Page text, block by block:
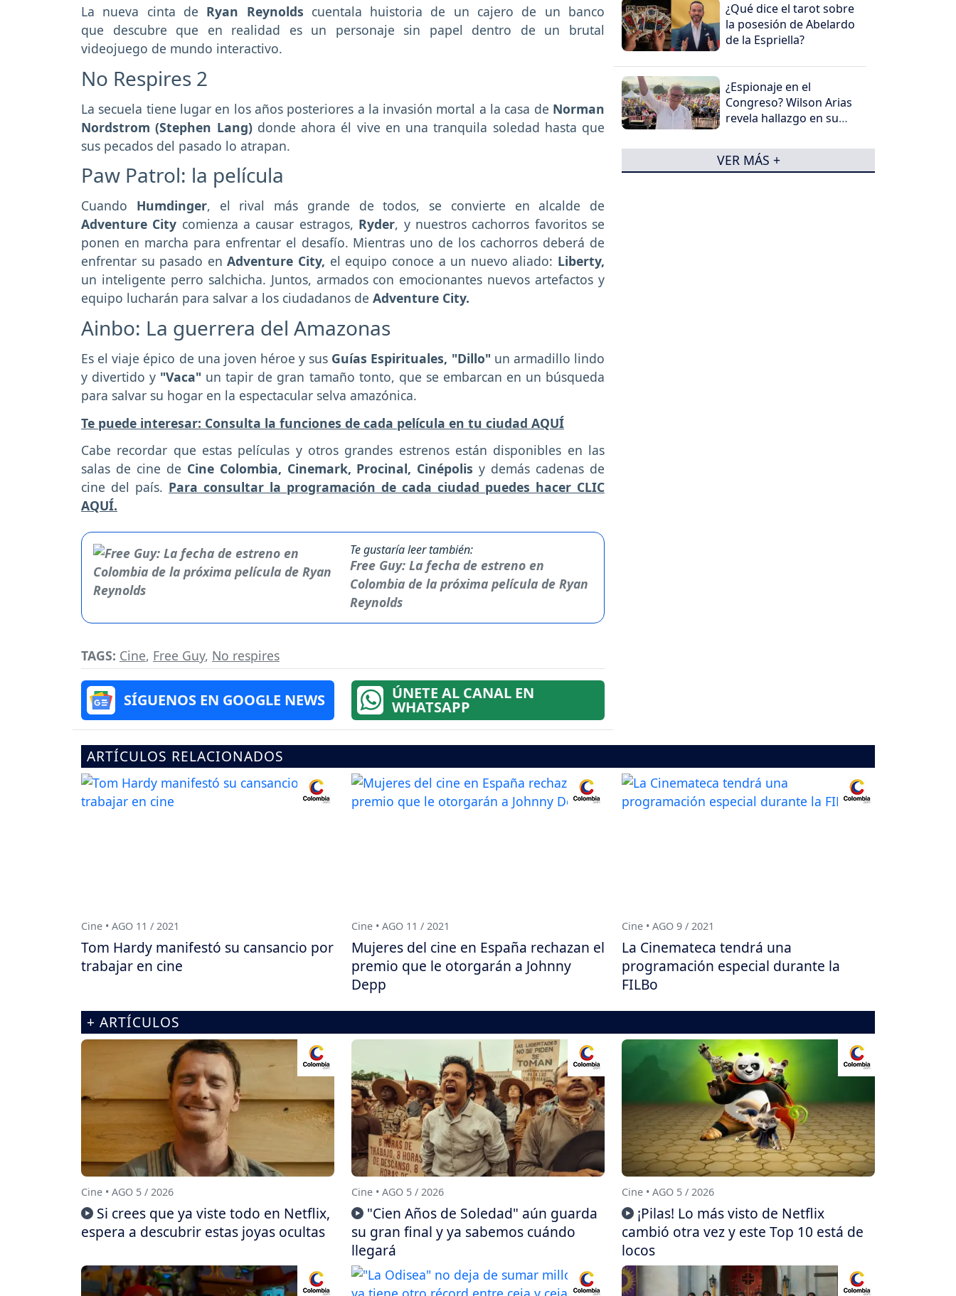
La nueva cinta de Ryan Reynolds cuentala huistoria de un cajero de un banco
que descubre que en realidad es un personaje sin papel dentro de un brutal
videojuego de mundo interactivo.
No Respires 2
La secuela tiene lugar en los años posteriores a la invasión mortal a la casa de Norman
Nordstrom (Stephen Lang) donde ahora él vive en una tranquila soledad hasta que
sus pecados del pasado lo atrapan.
Paw Patrol: la película
Cuando Humdinger, el rival más grande de todos, se convierte en alcalde de
Adventure City comienza a causar estragos, Ryder, y nuestros cachorros favoritos se
ponen en marcha para enfrentar el desafío. Mientras uno de los cachorros deberá de
enfrentar su pasado enAdventure City, el equipo conoce a un nuevo aliado: Liberty,
un inteligente perro salchicha. Juntos, armados con emocionantes nuevos artefactos y
equipo lucharán para salvar a los ciudadanos de Adventure City.
Ainbo: La guerrera del Amazonas
Es el viaje épico de una joven héroe y sus Guías Espirituales, "Dillo" un armadillo lindo
y divertido y "Vaca" un tapir de gran tamaño tonto, que se embarcan en un búsqueda
para salvar su hogar en la espectacular selva amazónica.
Te puede interesar: Consulta la funciones de cada película en tu ciudad AQUÍ
Cabe recordar que estas películas y otros grandes estrenos están disponibles en las
salas de cine de Cine Colombia, Cinemark, Procinal, Cinépolis y demás cadenas de
cine del país. Para consultar la programación de cada ciudad puedes hacer CLIC
AQUÍ.
Te gustaría leer también:
Free Guy: La fecha de estreno en
Colombia de la próxima película de Ryan
Reynolds
TAGS: Cine, Free Guy, No respires
SÍGUENOS EN GOOGLE NEWS ÚNETE AL CANAL EN
WHATSAPP
¿Qué dice el tarot sobre
la posesión de Abelardo
de la Espriella?
¿Espionaje en el
Congreso? Wilson Arias
revela hallazgo en su
VER MÁS +
ARTÍCULOS RELACIONADOS
Cine • AGO 11 / 2021
Tom Hardy manifestó su cansancio por
trabajar en cine
Cine • AGO 11 / 2021
Mujeres del cine en España rechazan el
premio que le otorgarán a Johnny
Depp
Cine • AGO 9 / 2021
La Cinemateca tendrá una
programación especial durante la
FILBo
+ ARTÍCULOS
Cine • AGO 5 / 2026
Si crees que ya viste todo en Netflix,
espera a descubrir estas joyas ocultas
Cine • AGO 5 / 2026
"Cien Años de Soledad" aún guarda
su gran final y ya sabemos cuándo
llegará
Cine • AGO 5 / 2026
¡Pilas! Lo más visto de Netflix
cambió otra vez y este Top 10 está de
locos